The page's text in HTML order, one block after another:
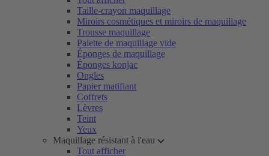
Taille-crayon maquillage
Miroirs cosmétiques et miroirs de maquillage
Trousse maquillage
Palette de maquillage vide
Éponges de maquillage
Éponges konjac
Ongles
Papier matifiant
Coffrets
Lèvres
Teint
Yeux
Maquillage résistant à l'eau
Tout afficher